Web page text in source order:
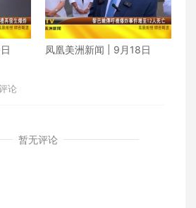
凤凰美洲新闻 | 9月18日
论
暂无评论